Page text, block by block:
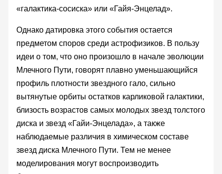
«галактика-сосиска» или «Гайя-Энцелад».
Однако датировка этого события остается
предметом споров среди астрофизиков. В пользу
идеи о том, что оно произошло в начале эволюции
Млечного Пути, говорят плавно уменьшающийся
профиль плотности звездного гало, сильно
вытянутые орбиты остатков карликовой галактики,
близость возрастов самых молодых звезд толстого
диска и звезд «Гайи-Энцелада», а также
наблюдаемые различия в химическом составе
звезд диска Млечного Пути. Тем не менее
моделирования могут воспроизводить